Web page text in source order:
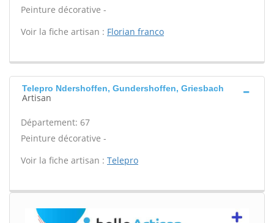
Peinture décorative -
Voir la fiche artisan : Florian franco
Telepro Ndershoffen, Gundershoffen, Griesbach
Artisan
Département: 67
Peinture décorative -
Voir la fiche artisan : Telepro